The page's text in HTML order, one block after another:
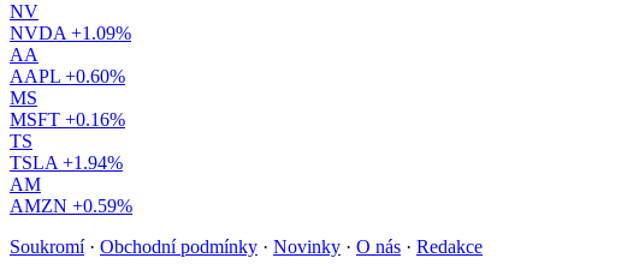
NV
NVDA +1.09%
AA
AAPL +0.60%
MS
MSFT +0.16%
TS
TSLA +1.94%
AM
AMZN +0.59%
Soukromí · Obchodní podmínky · Novinky · O nás · Redakce